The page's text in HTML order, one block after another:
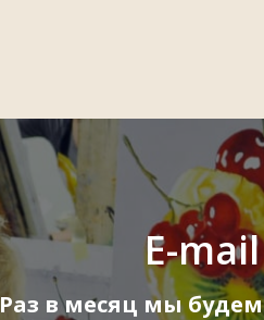
E-
Раз в месяц мы